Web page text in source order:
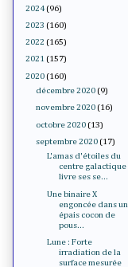
2024 (96)
2023 (160)
2022 (165)
2021 (157)
2020 (160)
décembre 2020 (9)
novembre 2020 (16)
octobre 2020 (13)
septembre 2020 (17)
L'amas d'étoiles du
centre galactique
livre ses se...
Une binaire X
engoncée dans un
épais cocon de
pous...
Lune : Forte
irradiation de la
surface mesurée